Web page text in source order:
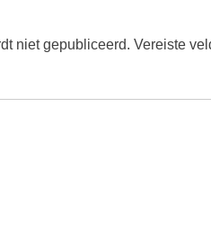
niet gepubliceerd. Vereiste